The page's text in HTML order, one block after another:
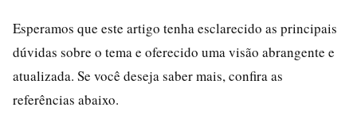
Esperamos que este artigo tenha esclarecido as principais
dúvidas sobre o tema e oferecido uma visão abrangente e
atualizada. Se você deseja saber mais, confira as
referências abaixo.